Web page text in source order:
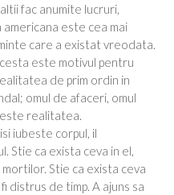
fac anumite lucruri,
este cea mai
care a existat vreodata.
este motivul pentru
de prim ordin in
omul de afaceri, omul
realitatea.
iubeste corpul, il
Stie ca exista ceva in el,
Stie ca exista ceva
distrus de timp. A ajuns sa